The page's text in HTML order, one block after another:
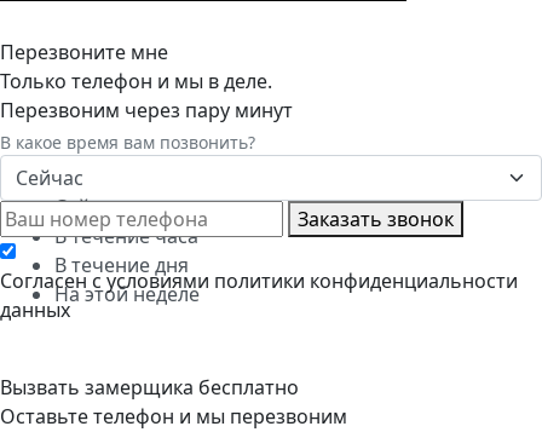
Перезвоните мне
Только телефон и мы в деле.
Перезвоним через пару минут
В какое время вам позвонить?
Сейчас
Сейчас
В течение часа
В течение дня
На этой неделе
Заказать звонок
Cогласен с условиями политики конфиденциальности
данных
Вызвать замерщика бесплатно
Оставьте телефон и мы перезвоним